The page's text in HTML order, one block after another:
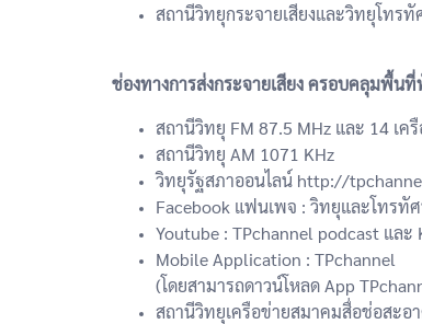
สถานีวิทยุกระจายเสียงและวิทยุโทรทั
ช่องทางการส่งกระจายเสียง ครอบคลุมพื้น
สถานีวิทยุ FM 87.5 MHz และ 14 เค
สถานีวิทยุ AM 1071 KHz
วิทยุรัฐสภาออนไลน์ http://
Facebook แฟนเพจ : วิทยุและโทรทั
Youtube : TPchannel podcast และ
Mobile Application : TPchannel
(โดยสามารถดาวน์โหลด App
สถานีวิทยุเครือข่ายสมาคมสื่อช่อสะอ